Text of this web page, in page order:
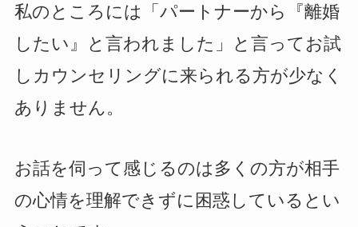
私のところには「パートナーから『離婚
したい』と言われました」と言ってお試
しカウンセリングに来られる方が少なく
ありません。
お話を伺って感じるのは多くの方が相手
の心情を理解できずに困惑しているとい